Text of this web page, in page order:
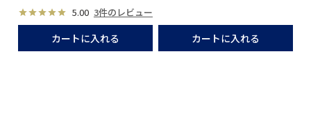
5.00 3件のレビュー
カートに入れる カートに入れる